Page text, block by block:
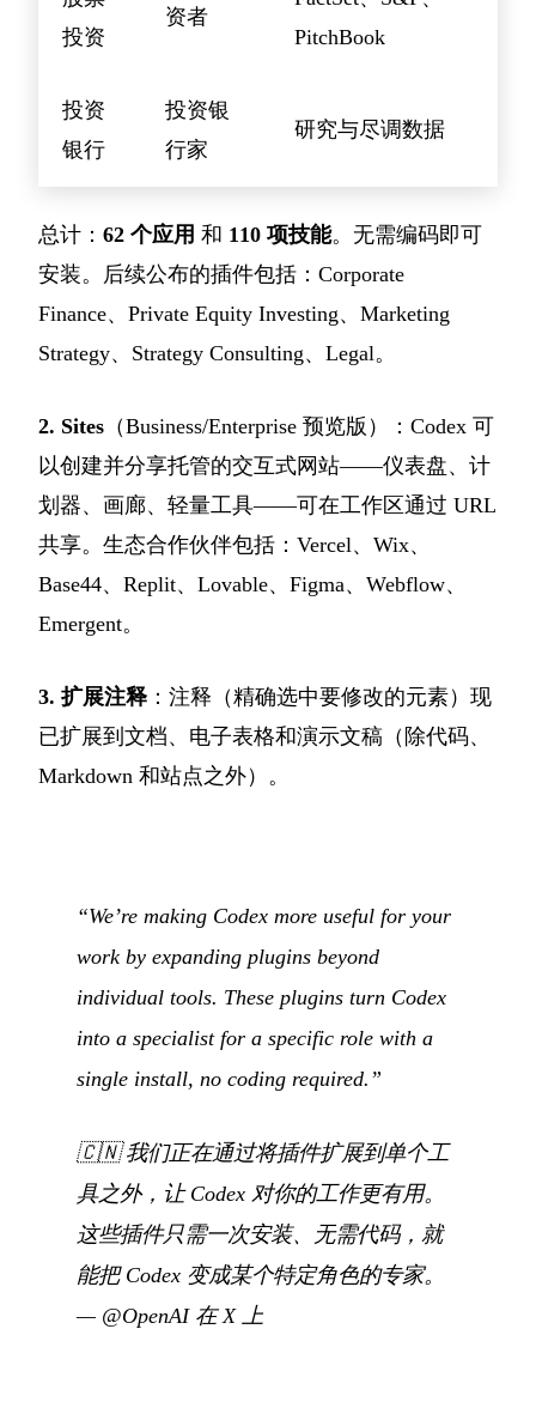
投资
资者
PitchBook
投资
银行
投资银
行家
研究与尽调数据
总计： 62 个应用 和 110 项技能。无需编码即可
安装。后续公布的插件包括：Corporate
Finance、Private Equity Investing、Marketing
Strategy、Strategy Consulting、Legal。
2. Sites （Business/Enterprise 预览版）：Codex 可
以创建并分享托管的交互式网站——仪表盘、计
划器、画廊、轻量工具——可在工作区通过 URL
共享。生态合作伙伴包括：Vercel、Wix、
Base44、Replit、Lovable、Figma、Webflow、
Emergent。
3. 扩展注释 ：注释（精确选中要修改的元素）现
已扩展到文档、电子表格和演示文稿（除代码、
Markdown 和站点之外）。
“We’re making Codex more useful for your
work by expanding plugins beyond
individual tools. These plugins turn Codex
into a specialist for a specific role with a
single install, no coding required.”
🇨🇳我们正在通过将插件扩展到单个工
具之外，让 Codex 对你的工作更有用。
这些插件只需一次安装、无需代码，就
能把 Codex 变成某个特定角色的专家。
— @OpenAI 在 X 上